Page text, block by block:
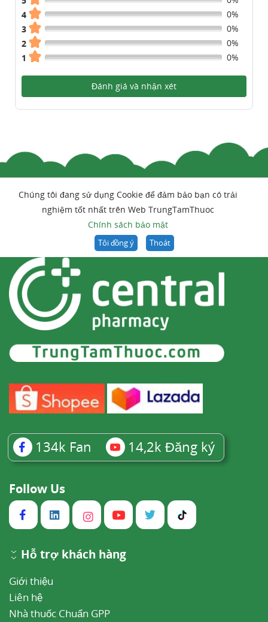
4
0%
3
0%
2
0%
1
0%
Đánh giá và nhận xét
Chúng tôi đang sử dụng Cookie để đảm bảo bạn có trải
nghiệm tốt nhất trên Web TrungTamThuoc
Chính sách bảo mật
Tôi đồng ý Thoát
134k Fan 14,2k Đăng ký
Follow Us
Hỗ trợ khách hàng
Giới thiệu
Liên hệ
Nhà thuốc Chuẩn GPP